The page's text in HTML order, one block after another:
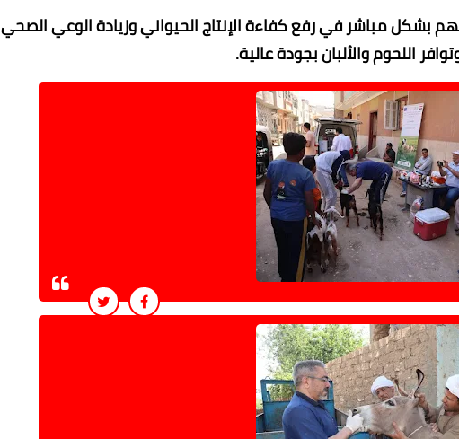
بشكل مباشر في رفع كفاءة الإنتاج الحيواني وزيادة الوعي الصحي
اللحوم والألبان بجودة عالية.